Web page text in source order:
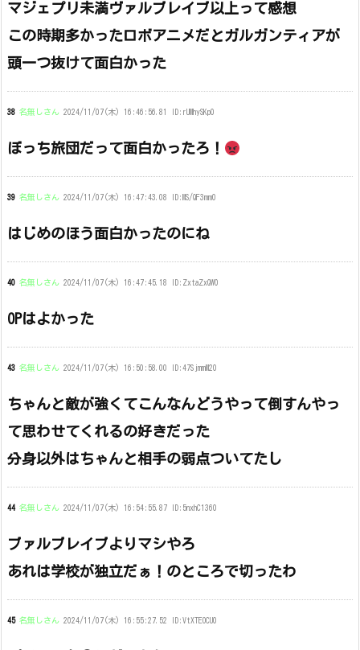
マジェプリ未満ヴァルブレイブ以上って感想
この時期多かったロボアニメだとガルガンティアが
頭一つ抜けて面白かった
38 名無しさん 2024/11/07(木) 16:46:56.81 ID:rUMhySKp0
ぼっち旅団だって面白かったろ！
39 名無しさん 2024/11/07(木) 16:47:43.08 ID:MS/QF3mm0
はじめのほう面白かったのにね
40 名無しさん 2024/11/07(木) 16:47:45.18 ID:ZxtaZxQW0
OPはよかった
43 名無しさん 2024/11/07(木) 16:50:58.00 ID:47SjmmM20
ちゃんと敵が強くてこんなんどうやって倒すんやっ
て思わせてくれるの好きだった
分身以外はちゃんと相手の弱点ついてたし
44 名無しさん 2024/11/07(木) 16:54:55.87 ID:5nxhC1360
ブァルブレイブよりマシやろ
あれは学校が独立だぁ！のところで切ったわ
45 名無しさん 2024/11/07(木) 16:55:27.52 ID:VtXTEOCU0